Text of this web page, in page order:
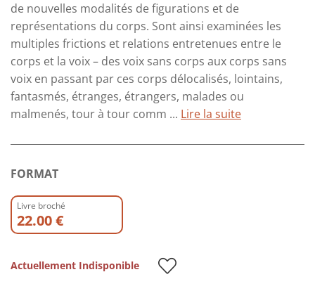
de nouvelles modalités de figurations et de
représentations du corps. Sont ainsi examinées les
multiples frictions et relations entretenues entre le
corps et la voix – des voix sans corps aux corps sans
voix en passant par ces corps délocalisés, lointains,
fantasmés, étranges, étrangers, malades ou
malmenés, tour à tour comm ... Lire la suite
FORMAT
Livre broché
22.00 €
Actuellement Indisponible